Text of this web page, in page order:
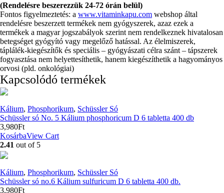
(Rendelésre beszerezzük 24-72 órán belül)
Fontos figyelmeztetés: a www.vitaminkapu.com webshop által
rendelésre beszerzett termékek nem gyógyszerek, azaz ezek a
termékek a magyar jogszabályok szerint nem rendelkeznek hivatalosan
betegséget gyógyító vagy megelőző hatással. Az élelmiszerek,
táplálék-kiegészítők és speciális – gyógyászati célra szánt – tápszerek
fogyasztása nem helyettesíthetik, hanem kiegészíthetik a hagyományos
orvosi (pld. onkológiai)
Kapcsolódó termékek
Kálium, Phosphorikum, Schüssler Só
Schüssler só No. 5 Kálium phosphoricum D 6 tabletta 400 db
3,980Ft
KosárbaView Cart
2.41 out of 5
Kálium, Phosphorikum, Schüssler Só
Schüssler só no.6 Kálium sulfuricum D 6 tabletta 400 db.
3,980Ft